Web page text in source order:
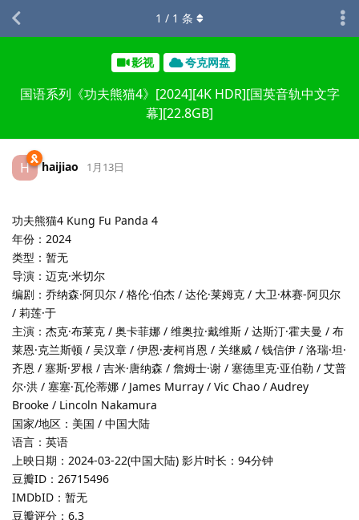
影视 夸克网盘
国语系列《功夫熊猫4》[2024][4K HDR][国英音轨中文字
幕][22.8GB]
1 / 1 条
H haijiao 1月13日
功夫熊猫4 Kung Fu Panda 4
年份：2024
类型：暂无
导演：迈克·米切尔
编剧：乔纳森·阿贝尔 / 格伦·伯杰 / 达伦·莱姆克 / 大卫·林赛-阿贝尔
/ 莉莲·于
主演：杰克·布莱克 / 奥卡菲娜 / 维奥拉·戴维斯 / 达斯汀·霍夫曼 / 布
莱恩·克兰斯顿 / 吴汉章 / 伊恩·麦柯肖恩 / 关继威 / 钱信伊 / 洛瑞·坦·
齐恩 / 塞斯·罗根 / 吉米·唐纳森 / 詹姆士·谢 / 塞德里克·亚伯勒 / 艾普
尔·洪 / 塞塞·瓦伦蒂娜 / James Murray / Vic Chao / Audrey
Brooke / Lincoln Nakamura
国家/地区：美国 / 中国大陆
语言：英语
上映日期：2024-03-22(中国大陆) 影片时长：94分钟
豆瓣ID：26715496
IMDbID：暂无
豆瓣评分：6.3